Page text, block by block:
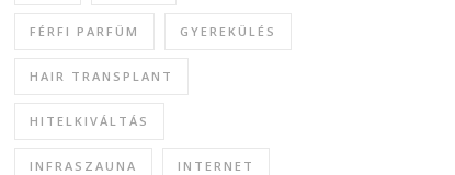
FÉRFI PARFÜM GYEREKÜLÉS
HAIR TRANSPLANT
HITELKIVÁLTÁS
INFRASZAUNA INTERNET